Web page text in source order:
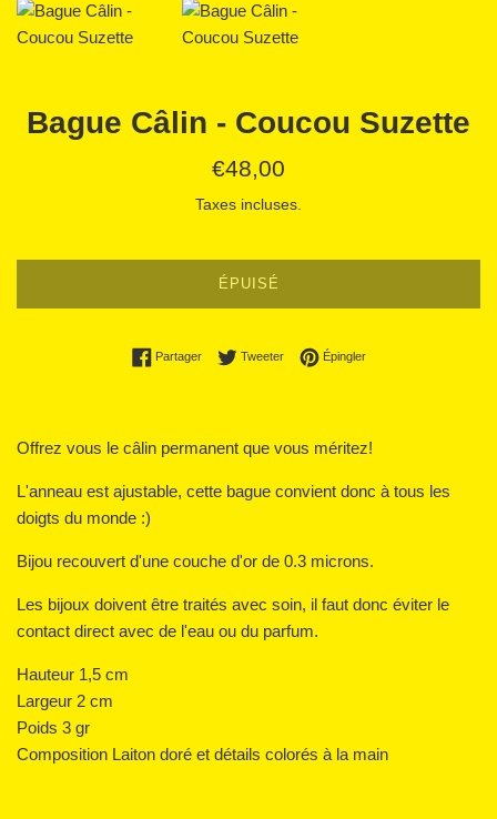
Bague Câlin - Coucou Suzette
Prix
€48,00
Taxes incluses.
ÉPUISÉ
PartagerPartager sur Facebook
TweeterTweeter sur Twitter
ÉpinglerÉpingler sur Pinterest
Offrez vous le câlin permanent que vous méritez!
L'anneau est ajustable, cette bague convient donc à tous les
doigts du monde :)
Bijou recouvert d'une couche d'or de 0.3 microns.
Les bijoux doivent être traités avec soin, il faut donc éviter le
contact direct avec de l'eau ou du parfum.
Hauteur 1,5 cm
Largeur 2 cm
Poids 3 gr
Composition Laiton doré et détails colorés à la main